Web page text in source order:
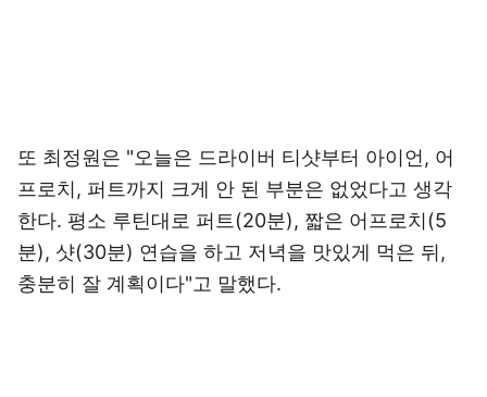
또 최정원은 "오늘은 드라이버 티샷부터 아이언, 어
프로치, 퍼트까지 크게 안 된 부분은 없었다고 생각
한다. 평소 루틴대로 퍼트(20분), 짧은 어프로치(5
분), 샷(30분) 연습을 하고 저녁을 맛있게 먹은 뒤,
충분히 잘 계획이다"고 말했다.